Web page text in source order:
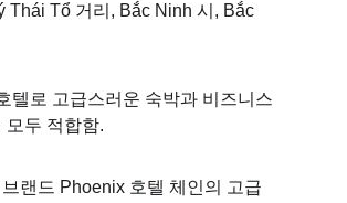
Thái Tổ 거리, Bắc Ninh 시, Bắc
텔로 고급스러운 숙박과 비즈니스
모두 적합함.
랜드 Phoenix 호텔 체인의 고급